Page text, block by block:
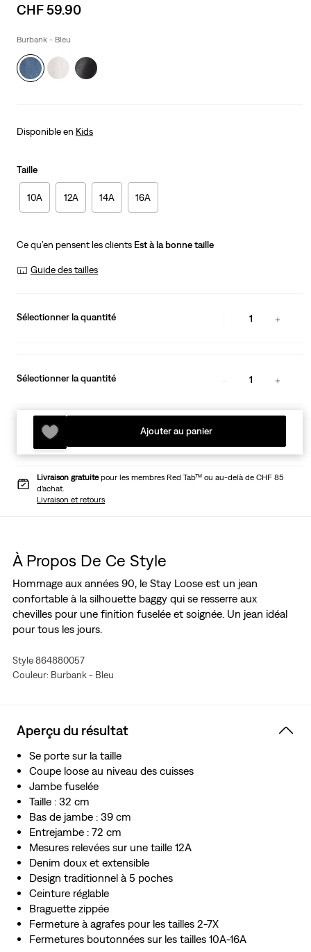
Sale
is
CHF 59.90
Burbank - Bleu
Disponible en Kids
Taille
10A 12A 14A 16A
Ce qu’en pensent les clients Est à la bonne taille
Guide des tailles
Sélectionner la quantité 1
Sélectionner la quantité 1
Ajouter au panier
Livraison gratuitepour les membres Red Tab™ ou au-delà de CHF 85
d’achat.
Livraison et retours
À Propos De Ce Style
Hommage aux années 90, le Stay Loose est un jean
confortable à la silhouette baggy qui se resserre aux
chevilles pour une finition fuselée et soignée. Un jean idéal
pour tous les jours.
Style 864880057
Couleur: Burbank - Bleu
Aperçu du résultat
Se porte sur la taille
Coupe loose au niveau des cuisses
Jambe fuselée
Taille : 32 cm
Bas de jambe : 39 cm
Entrejambe : 72 cm
Mesures relevées sur une taille 12A
Denim doux et extensible
Design traditionnel à 5 poches
Ceinture réglable
Braguette zippée
Fermeture à agrafes pour les tailles 2-7X
Fermetures boutonnées sur les tailles 10A-16A